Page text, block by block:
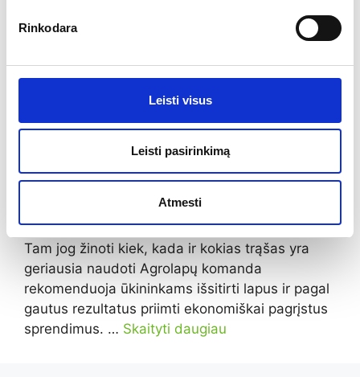
Rinkodara
Leisti visus
Leisti pasirinkimą
Atmesti
To ko negali pamatuoti-
negali valdyti
Tam jog žinoti kiek, kada ir kokias trąšas yra
geriausia naudoti Agrolapų komanda
rekomenduoja ūkininkams išsitirti lapus ir pagal
gautus rezultatus priimti ekonomiškai pagrįstus
sprendimus. … Skaityti daugiau